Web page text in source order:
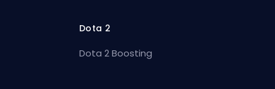
Dota 2
Dota 2 Boosting